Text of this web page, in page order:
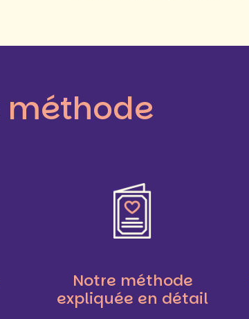
méthode
Notre méthode
expliquée en détail